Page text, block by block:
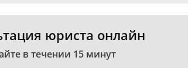
юриста онлайн
в течении 15 минут